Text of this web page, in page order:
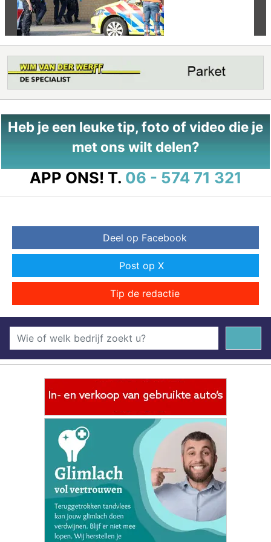
Heb je een leuke tip, foto of video die je
met ons wilt delen?
APP ONS! T. 06 - 574 71 321
Deel op Facebook
Post op X
Tip de redactie